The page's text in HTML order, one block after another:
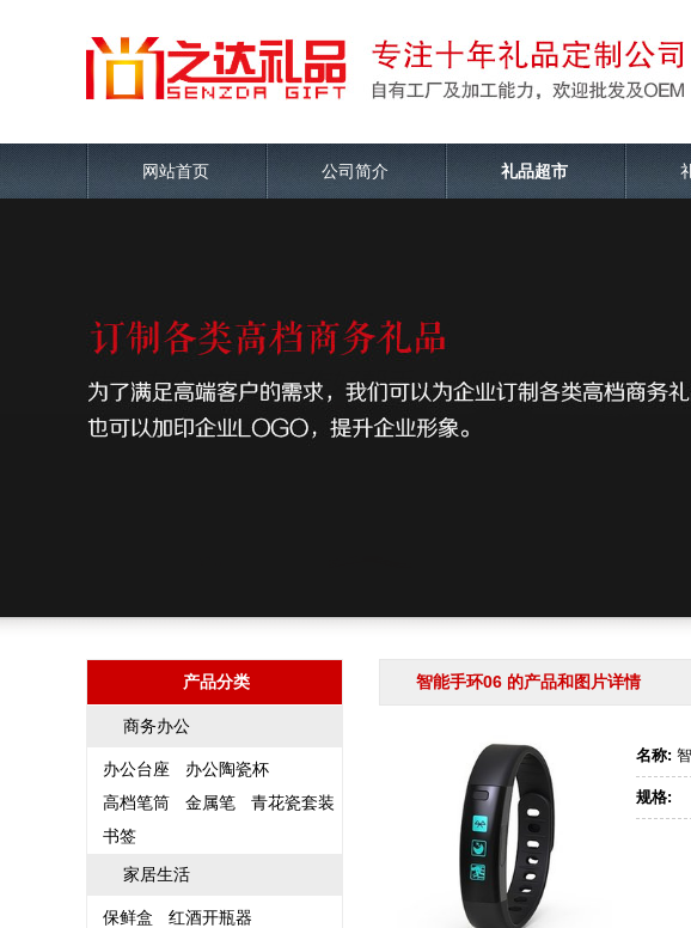
网站首页 公司简介 礼品超市
产品分类
商务办公
办公台座
办公陶瓷杯
高档笔筒
金属笔
青花瓷套装
书签
家居生活
保鲜盒
红酒开瓶器
智能手环06 的产品和图片详情
名称:
规格: